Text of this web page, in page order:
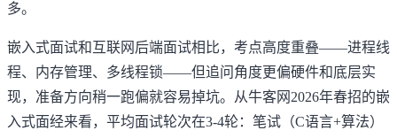
多。
嵌入式面试和互联网后端面试相比，考点高度重叠——进程线
程、内存管理、多线程锁——但追问角度更偏硬件和底层实
现，准备方向稍一跑偏就容易掉坑。从牛客网2026年春招的嵌
入式面经来看，平均面试轮次在3-4轮：笔试（C语言+算法）